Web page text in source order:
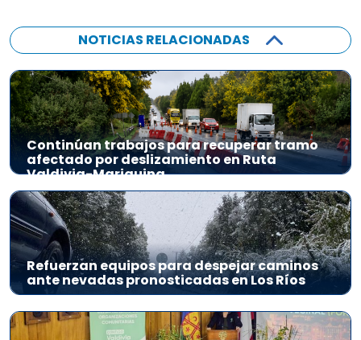
NOTICIAS RELACIONADAS
Continúan trabajos para recuperar tramo
afectado por deslizamiento en Ruta
Valdivia-Mariquina
Refuerzan equipos para despejar caminos
ante nevadas pronosticadas en Los Ríos